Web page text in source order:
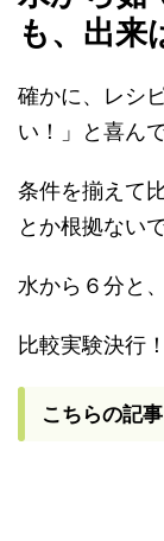
も、出来
確かに、レシ
い！」と喜ん
条件を揃えて
とか根拠ない
水から６分と
比較実験決行
こちらの記